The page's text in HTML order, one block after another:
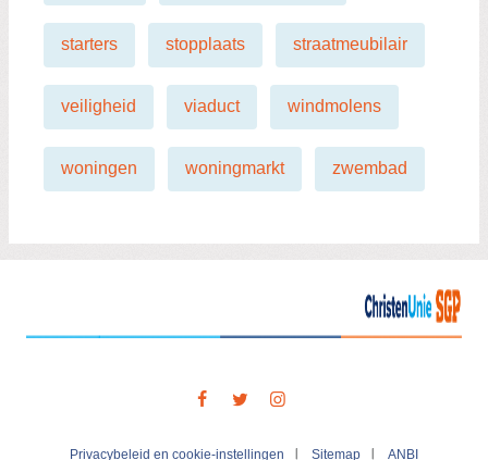
starters stopplaats straatmeubilair
veiligheid viaduct windmolens
woningen woningmarkt zwembad
Privacybeleid en cookie-instellingen Sitemap ANBI